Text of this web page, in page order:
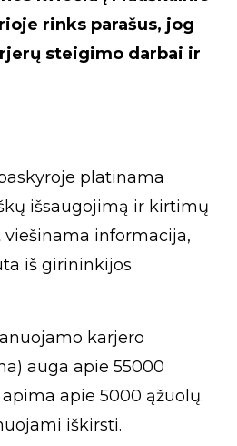
rinks parašus, jog
steigimo darbai ir
platinama
išsaugojimą ir kirtimų
informacija,
iš girininkijos
karjero
auga apie 55000
apie 5000 ąžuolų.
iškirsti.